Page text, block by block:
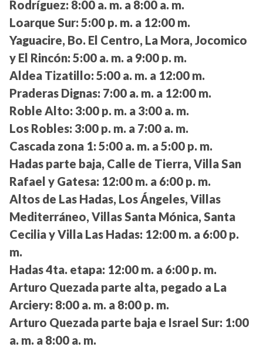
Rodríguez: 8:00 a. m. a 8:00 a. m.
Loarque Sur: 5:00 p. m. a 12:00 m.
Yaguacire, Bo. El Centro, La Mora, Jocomico
y El Rincón: 5:00 a. m. a 9:00 p. m.
Aldea Tizatillo: 5:00 a. m. a 12:00 m.
Praderas Dignas: 7:00 a. m. a 12:00 m.
Roble Alto: 3:00 p. m. a 3:00 a. m.
Los Robles: 3:00 p. m. a 7:00 a. m.
Cascada zona 1: 5:00 a. m. a 5:00 p. m.
Hadas parte baja, Calle de Tierra, Villa San
Rafael y Gatesa: 12:00 m. a 6:00 p. m.
Altos de Las Hadas, Los Ángeles, Villas
Mediterráneo, Villas Santa Mónica, Santa
Cecilia y Villa Las Hadas: 12:00 m. a 6:00 p.
m.
Hadas 4ta. etapa: 12:00 m. a 6:00 p. m.
Arturo Quezada parte alta, pegado a La
Arciery: 8:00 a. m. a 8:00 p. m.
Arturo Quezada parte baja e Israel Sur: 1:00
a. m. a 8:00 a. m.